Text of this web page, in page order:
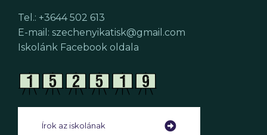
Tel.: +3644 502 613
E-mail: szechenyikatisk@gmail.com
Iskolánk Facebook oldala
Írok az iskolának